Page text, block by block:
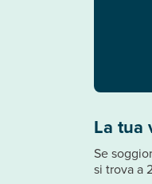
La tua
Se
si trova a